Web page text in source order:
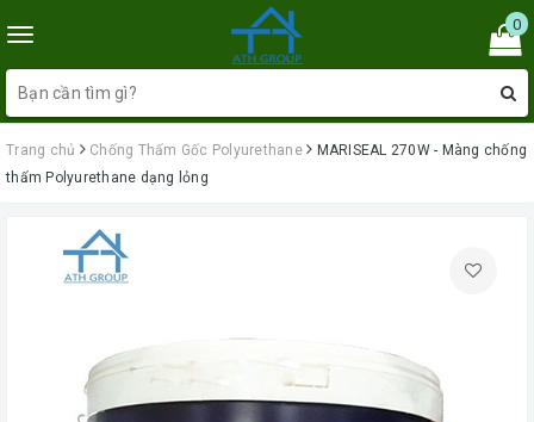
Toggle
navigation
0
Trang chủ Chống Thấm Gốc Polyurethane
MARISEAL 270W - Màng chống
thấm Polyurethane dạng lỏng